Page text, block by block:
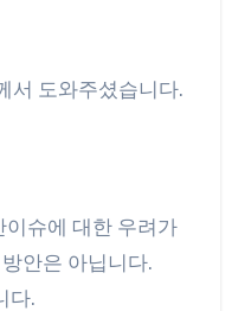
서 도와주셨습니다.
슈에 대한 우려가
안은 아닙니다.
다.